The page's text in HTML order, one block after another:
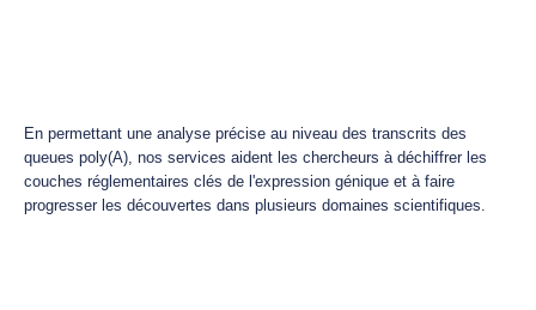
En permettant une analyse précise au niveau des transcrits des
queues poly(A), nos services aident les chercheurs à déchiffrer les
couches réglementaires clés de l'expression génique et à faire
progresser les découvertes dans plusieurs domaines scientifiques.